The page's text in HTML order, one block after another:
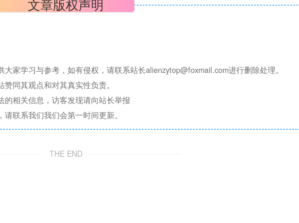
文章版权声明
家学习与参考，如有侵权，请联系站长alienzytop@foxmail.com进行删除处理。
同其观点和对其真实性负责。
相关信息，访客发现请向站长举报
联系我们我们会第一时间更新。
THE END